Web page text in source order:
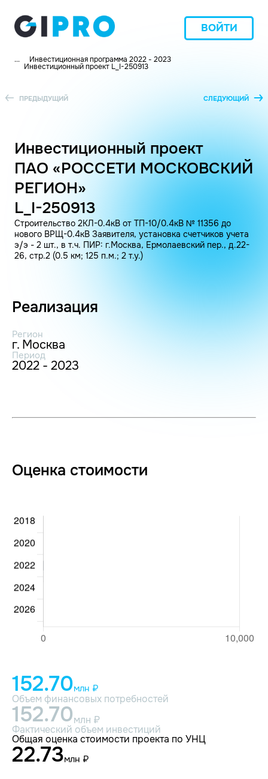
ВОЙТИ
... Инвестиционная программа 2022 - 2023
Инвестиционный проект L_I-250913
ПРЕДЫДУЩИЙ СЛЕДУЮЩИЙ
Инвестиционный проект
ПАО «РОССЕТИ МОСКОВСКИЙ
РЕГИОН»
L_I-250913
Строительство 2КЛ-0.4кВ от ТП-10/0.4кВ № 11356 до
нового ВРЩ-0.4кВ Заявителя, установка счетчиков учета
э/э - 2 шт., в т.ч. ПИР: г.Москва, Ермолаевский пер., д.22-
26, стр.2 (0.5 км; 125 п.м.; 2 т.у.)
Реализация
Регион
г. Москва
Период
2022 - 2023
Оценка стоимости
152.70млн ₽
Объем финансовых потребностей
152.70млн ₽
Фактический объем инвестиций
Общая оценка стоимости проекта по УНЦ
22.73млн ₽